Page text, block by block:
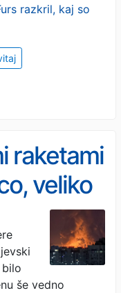
razkril, kaj so
raketami
veliko
še vedno